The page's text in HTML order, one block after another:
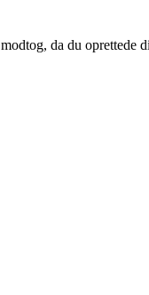
da du oprettede